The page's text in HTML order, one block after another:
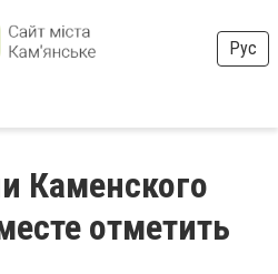
Рус
Каменского
отметить